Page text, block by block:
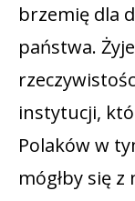
brzemię dla
państwa.
instytucji,
Polaków w
mógłby się